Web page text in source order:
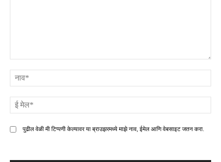
पुढील वेळी मी टिप्पणी केल्यावर या ब्राउझरमध्ये माझे नाव, ईमेल आणि वेबसाइट जतन करा.